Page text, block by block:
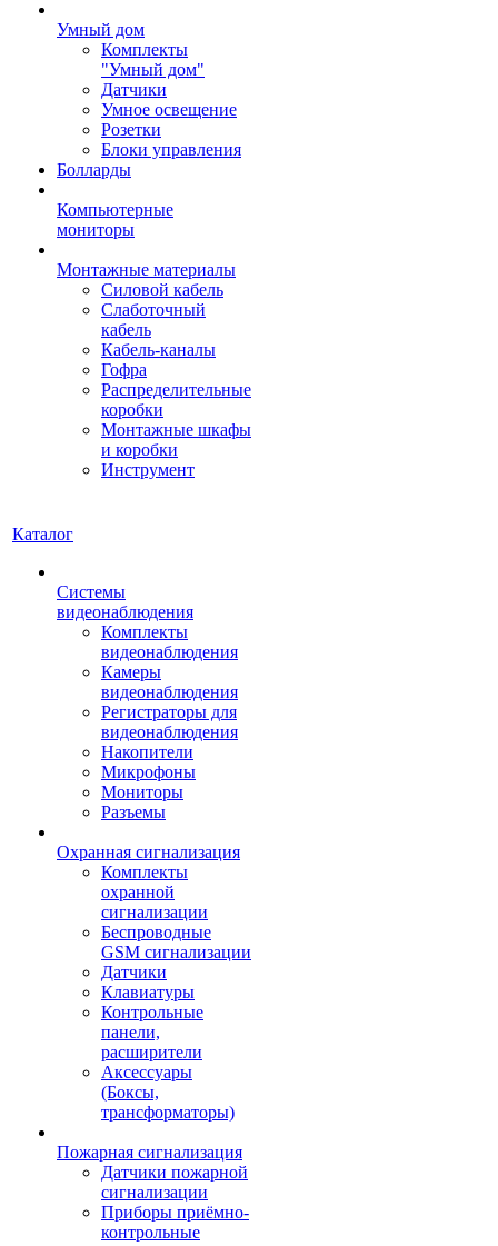
Умный дом
Комплекты
"Умный дом"
Датчики
Умное освещение
Розетки
Блоки управления
Болларды
Компьютерные
мониторы
Монтажные материалы
Силовой кабель
Слаботочный
кабель
Кабель-каналы
Гофра
Распределительные
коробки
Монтажные шкафы
и коробки
Инструмент
Каталог
Системы
видеонаблюдения
Комплекты
видеонаблюдения
Камеры
видеонаблюдения
Регистраторы для
видеонаблюдения
Накопители
Микрофоны
Мониторы
Разъемы
Охранная сигнализация
Комплекты
охранной
сигнализации
Беспроводные
GSM сигнализации
Датчики
Клавиатуры
Контрольные
панели,
расширители
Аксессуары
(Боксы,
трансформаторы)
Пожарная сигнализация
Датчики пожарной
сигнализации
Приборы приёмно-
контрольные